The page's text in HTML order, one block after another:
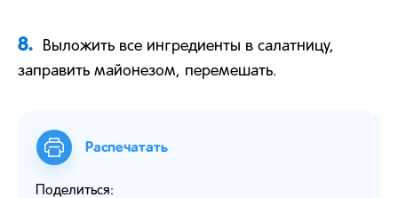
8.
Выложить все ингредиенты в салатницу,
заправить майонезом, перемешать.
Распечатать
Поделиться: